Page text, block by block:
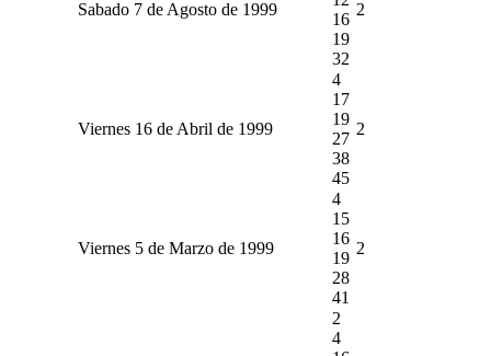
Sabado 7 de Agosto de 1999
16
19
32
2
Viernes 16 de Abril de 1999
4
17
19
27
38
45
2
Viernes 5 de Marzo de 1999
4
15
16
19
28
41
2
2
4